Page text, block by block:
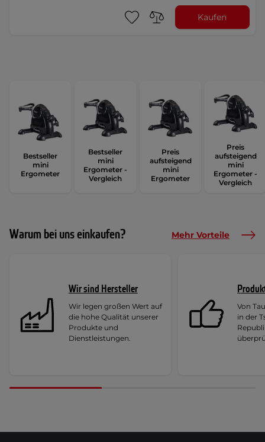
Kaufen
Bestseller
mini
Ergometer
Bestseller
mini
Ergometer -
Vergleich
Preis
aufsteigend
mini
Ergometer
Preis
aufsteigend
mini
Ergometer -
Vergleich
Warum bei uns einkaufen? Mehr Vorteile
Wir sind Hersteller
Wir legen großen Wert auf
die hohe Qualität unserer
Produkte und
Dienstleistungen.
Von
in der